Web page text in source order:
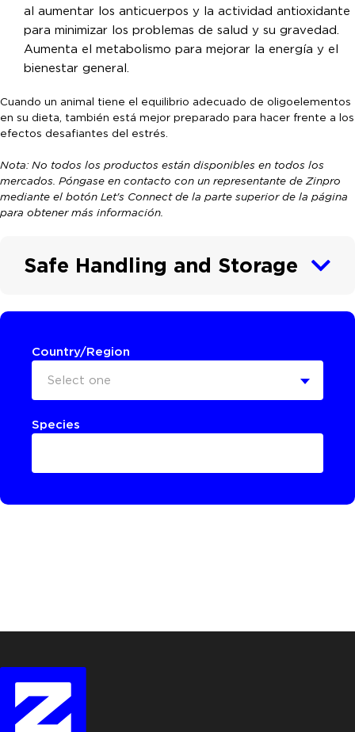
al aumentar los anticuerpos y la actividad antioxidante
para minimizar los problemas de salud y su gravedad.
Aumenta el metabolismo para mejorar la energía y el
bienestar general.
Cuando un animal tiene el equilibrio adecuado de oligoelementos
en su dieta, también está mejor preparado para hacer frente a los
efectos desafiantes del estrés.
Nota: No todos los productos están disponibles en todos los
mercados. Póngase en contacto con un representante de Zinpro
mediante el botón Let's Connect de la parte superior de la página
para obtener más información.
Safe Handling and Storage
Country/Region
Select one
Species